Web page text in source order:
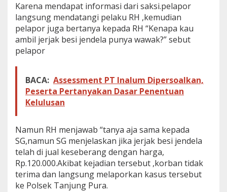
Karena mendapat informasi dari saksi.pelapor
langsung mendatangi pelaku RH ,kemudian
pelapor juga bertanya kepada RH “Kenapa kau
ambil jerjak besi jendela punya wawak?” sebut
pelapor
BACA: Assessment PT Inalum Dipersoalkan,
Peserta Pertanyakan Dasar Penentuan
Kelulusan
Namun RH menjawab “tanya aja sama kepada
SG,namun SG menjelaskan jika jerjak besi jendela
telah di jual keseberang dengan harga,
Rp.120.000.Akibat kejadian tersebut ,korban tidak
terima dan langsung melaporkan kasus tersebut
ke Polsek Tanjung Pura.